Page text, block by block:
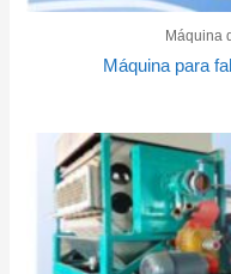
Máquina
Máquina para